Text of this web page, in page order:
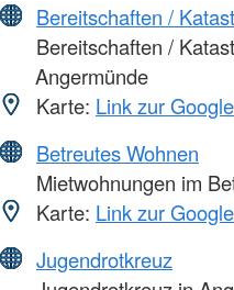
Bereitschaften /
Bereitschaften /
Angermünde
Karte: Link zur
Betreutes Wohnen
Mietwohnungen im
Karte: Link zur
Jugendrotkreuz